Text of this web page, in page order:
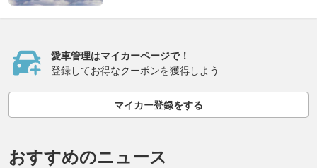
愛車管理はマイカーページで！
登録してお得なクーポンを獲得しよう
マイカー登録をする
おすすめのニュース